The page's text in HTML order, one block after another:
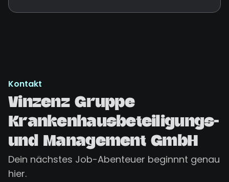
Kontakt
Vinzenz Gruppe
Krankenhausbeteiligungs-
und Management GmbH
Dein nächstes Job-Abenteuer beginnnt genau
hier.